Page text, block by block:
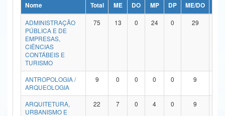
Ministério da Ciência, Tecnologia, Inovações e Comunicações
Ministério do Meio Ambiente
Ministério do Turismo
Ministério do Desenvolvimento Regional
Controladoria-Geral da União
Ministério da Mulher, da Família e dos Direitos Humanos
Nome Total ME DO MP DP ME/DO
ADMINISTRAÇÃO
PÚBLICA E DE
EMPRESAS,
CIÊNCIAS
CONTÁBEIS E
TURISMO
75 13 0 24 0 29
ANTROPOLOGIA /
ARQUEOLOGIA
9 0 0 0 0 9
ARQUITETURA,
URBANISMO E
22 7 0 4 0 9